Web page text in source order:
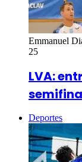
Emmanuel
25
LVA:
Deportes